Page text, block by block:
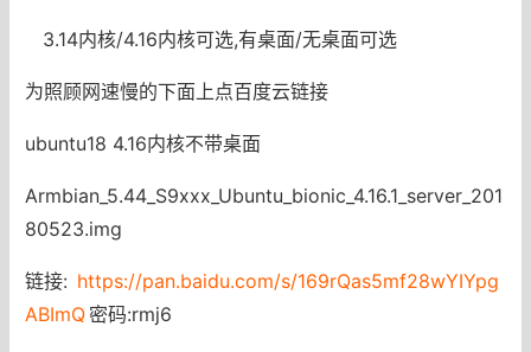
3.14内核/4.16内核可选,有桌面/无桌面可选
为照顾网速慢的下面上点百度云链接
ubuntu18 4.16内核不带桌面
Armbian_5.44_S9xxx_Ubuntu_bionic_4.16.1_server_201
80523.img
链接: https://pan.baidu.com/s/169rQas5mf28wYIYpg
ABImQ 密码:rmj6